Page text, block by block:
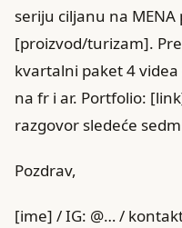
seriju ciljanu na
[proizvod/turizam].
kvartalni paket 4
na fr i ar. Portfolio:
razgovor sledeće
Pozdrav,
[ime] / IG: @… /